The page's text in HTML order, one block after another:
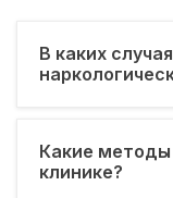
В каких
Какие
клинике?